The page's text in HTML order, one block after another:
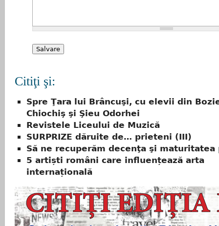
Citiţi şi:
Spre Ţara lui Brâncuşi, cu elevii din
Chiochiş şi Şieu Odorhei
Revistele Liceului de Muzică
SURPRIZE dăruite de… prieteni (III)
Să ne recuperăm decenţa şi maturitatea
5 artiști români care influențează arta
internațională